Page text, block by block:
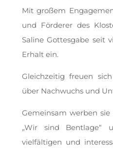
Mit großem
und Förderer des
Saline Gottesgabe seit
Erhalt ein.
Gleichzeitig freuen
über Nachwuchs und
Gemeinsam werben
„Wir sind Bentlage“
vielfältigen und